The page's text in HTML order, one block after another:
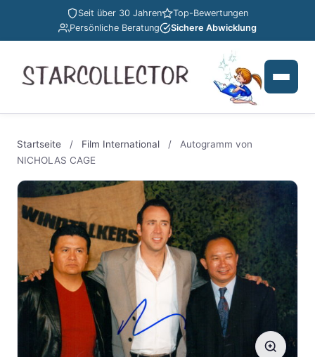
Seit über 30 Jahren
Top-Bewertungen
Persönliche Beratung
Sichere Abwicklung
Startseite / Film International /
Autogramm von
NICHOLAS CAGE